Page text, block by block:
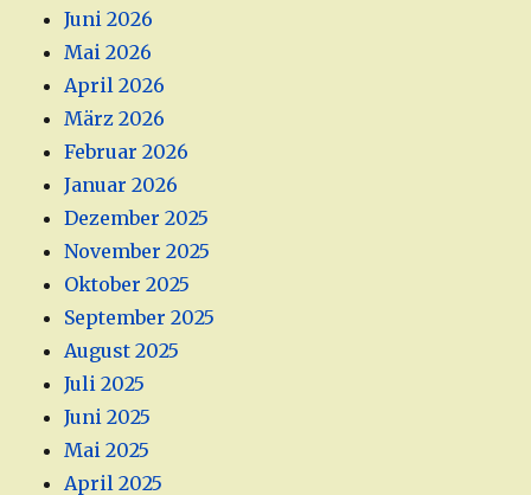
Juni 2026
Mai 2026
April 2026
März 2026
Februar 2026
Januar 2026
Dezember 2025
November 2025
Oktober 2025
September 2025
August 2025
Juli 2025
Juni 2025
Mai 2025
April 2025